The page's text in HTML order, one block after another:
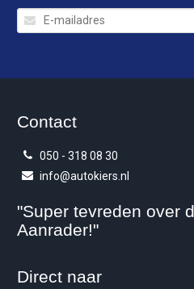
Contact
050 - 318 08 30
info@autokiers.nl
"Super tevreden over
Aanrader!"
Direct naar